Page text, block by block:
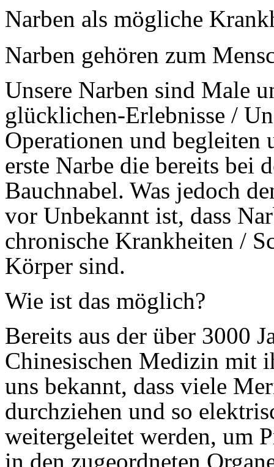
Narben als mögliche
Narben gehören zum
Unsere Narben sind Male
glücklichen-Erlebnisse /
Operationen und begleiten
erste Narbe die bereits bei
Bauchnabel. Was jedoch
vor Unbekannt ist, dass
chronische Krankheiten /
Körper sind.
Wie ist das möglich?
Bereits aus der über 3000
Chinesischen Medizin mit
uns bekannt, dass viele
durchziehen und so
weitergeleitet werden, um
in den zugeordneten